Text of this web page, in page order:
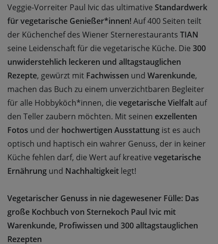
Veggie-Vorreiter Paul Ivic das ultimative Standardwerk
für vegetarische Genießer*innen!Auf 400 Seiten teilt
der Küchenchef des Wiener Sternerestaurants TIAN
seine Leidenschaft für die vegetarische Küche. Die 300
unwiderstehlich leckeren und alltagstauglichen
Rezepte, gewürzt mit Fachwissen und Warenkunde,
machen das Buch zu einem unverzichtbaren Begleiter
für alle Hobbyköch*innen, die vegetarische Vielfaltauf
den Teller zaubern möchten. Mit seinen exzellenten
Fotos und der hochwertigen Ausstattung ist es auch
optisch und haptisch ein wahrer Genuss, der in keiner
Küche fehlen darf, die Wert auf kreative vegetarische
Ernährung und Nachhaltigkeit legt!
Vegetarischer Genuss in nie dagewesener Fülle: Das
große Kochbuch von Sternekoch Paul Ivic mit
Warenkunde, Profiwissen und 300 alltagstauglichen
Rezepten